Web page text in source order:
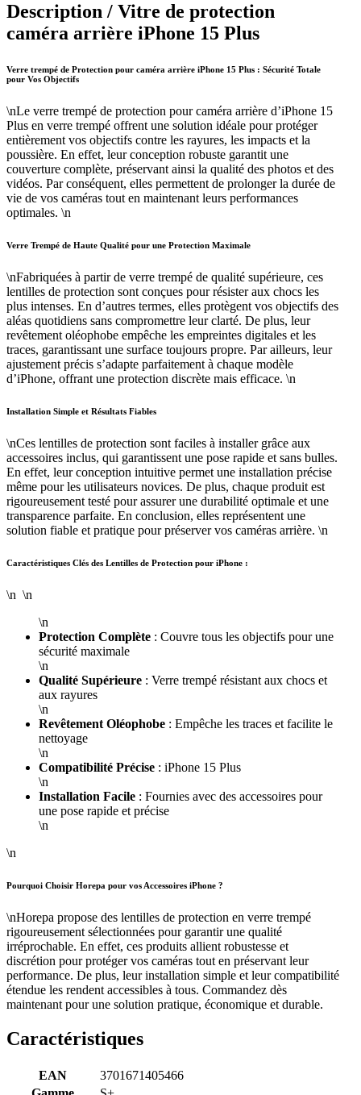
Description / Vitre de protection
caméra arrière iPhone 15 Plus
Verre trempé de Protection pour caméra arrière iPhone 15 Plus : Sécurité Totale
pour Vos Objectifs
\nLe verre trempé de protection pour caméra arrière d’iPhone 15
Plus en verre trempé offrent une solution idéale pour protéger
entièrement vos objectifs contre les rayures, les impacts et la
poussière. En effet, leur conception robuste garantit une
couverture complète, préservant ainsi la qualité des photos et des
vidéos. Par conséquent, elles permettent de prolonger la durée de
vie de vos caméras tout en maintenant leurs performances
optimales. \n
Verre Trempé de Haute Qualité pour une Protection Maximale
\nFabriquées à partir de verre trempé de qualité supérieure, ces
lentilles de protection sont conçues pour résister aux chocs les
plus intenses. En d’autres termes, elles protègent vos objectifs des
aléas quotidiens sans compromettre leur clarté. De plus, leur
revêtement oléophobe empêche les empreintes digitales et les
traces, garantissant une surface toujours propre. Par ailleurs, leur
ajustement précis s’adapte parfaitement à chaque modèle
d’iPhone, offrant une protection discrète mais efficace. \n
Installation Simple et Résultats Fiables
\nCes lentilles de protection sont faciles à installer grâce aux
accessoires inclus, qui garantissent une pose rapide et sans bulles.
En effet, leur conception intuitive permet une installation précise
même pour les utilisateurs novices. De plus, chaque produit est
rigoureusement testé pour assurer une durabilité optimale et une
transparence parfaite. En conclusion, elles représentent une
solution fiable et pratique pour préserver vos caméras arrière. \n
Caractéristiques Clés des Lentilles de Protection pour iPhone :
\n \n
\n
Protection Complète : Couvre tous les objectifs pour une
sécurité maximale
\n
Qualité Supérieure : Verre trempé résistant aux chocs et
aux rayures
\n
Revêtement Oléophobe : Empêche les traces et facilite le
nettoyage
\n
Compatibilité Précise : iPhone 15 Plus
\n
Installation Facile : Fournies avec des accessoires pour
une pose rapide et précise
\n
\n
Pourquoi Choisir Horepa pour vos Accessoires iPhone ?
\nHorepa propose des lentilles de protection en verre trempé
rigoureusement sélectionnées pour garantir une qualité
irréprochable. En effet, ces produits allient robustesse et
discrétion pour protéger vos caméras tout en préservant leur
performance. De plus, leur installation simple et leur compatibilité
étendue les rendent accessibles à tous. Commandez dès
maintenant pour une solution pratique, économique et durable.
Caractéristiques
EAN
3701671405466